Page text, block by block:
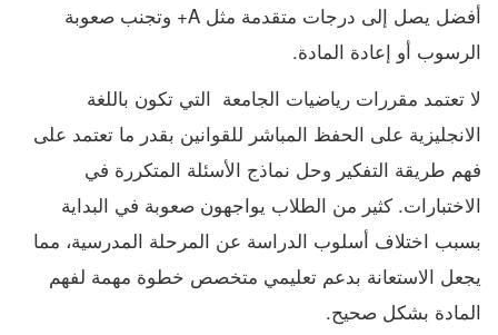
أفضل يصل إلى درجات متقدمة مثل A+ وتجنب صعوبة
الرسوب أو إعادة المادة.
لا تعتمد مقررات رياضيات الجامعة التي تكون باللغة
الانجليزية على الحفظ المباشر للقوانين بقدر ما تعتمد على
فهم طريقة التفكير وحل نماذج الأسئلة المتكررة في
الاختبارات. كثير من الطلاب يواجهون صعوبة في البداية
بسبب اختلاف أسلوب الدراسة عن المرحلة المدرسية، مما
يجعل الاستعانة بدعم تعليمي متخصص خطوة مهمة لفهم
المادة بشكل صحيح.